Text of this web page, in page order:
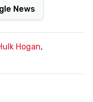
News
Hogan,